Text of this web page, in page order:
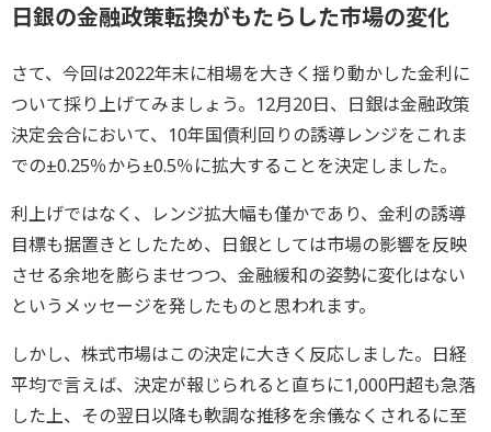
日銀の金融政策転換がもたらした市場の変化
さて、今回は2022年末に相場を大きく揺り動かした金利に
ついて採り上げてみましょう。12月20日、日銀は金融政策
決定会合において、10年国債利回りの誘導レンジをこれま
での±0.25％から±0.5％に拡大することを決定しました。
利上げではなく、レンジ拡大幅も僅かであり、金利の誘導
目標も据置きとしたため、日銀としては市場の影響を反映
させる余地を膨らませつつ、金融緩和の姿勢に変化はない
というメッセージを発したものと思われます。
しかし、株式市場はこの決定に大きく反応しました。日経
平均で言えば、決定が報じられると直ちに1,000円超も急落
した上、その翌日以降も軟調な推移を余儀なくされるに至